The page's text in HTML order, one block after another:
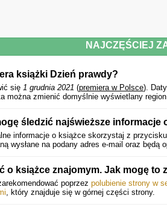
NAJCZĘŚCIEJ
książki Dzień prawdy?
się 1 grudnia 2021 (premiera w Polsce).
można zmienić domyślnie wyświetlany
śledzić najświeższe informacje
informacje o książce skorzystaj z
wysłane na podany adres e-mail oraz będą
o książce znajomym. Jak mogę to
poprzez polubienie strony w
, który znajduje się w górnej części strony.